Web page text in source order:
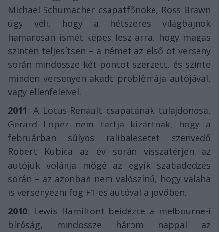
Michael Schumacher csapatfőnöke, Ross Brawn
úgy véli, hogy a hétszeres világbajnok
hamarosan ismét képes lesz arra, hogy magas
szinten teljesítsen – a német az első öt verseny
során mindössze két pontot szerzett, és szinte
minden versenyen akadt problémája autójával,
vagy ellenfeleivel.
2011: A Lotus-Renault csapatának tulajdonosa,
Gerard Lopez nem tartja kizártnak, hogy a
februárban súlyos ralibalesetet szenvedő
Robert Kubica az év során visszatérjen az
autójuk volánja mögé az egyik szabadedzés
során – az azonban nem valószínű, hogy valaha
is versenyezni fog F1-es autóval a jövőben.
2010: Lewis Hamiltont beidézte a melbourne-i
bíróság, mindössze három nappal az